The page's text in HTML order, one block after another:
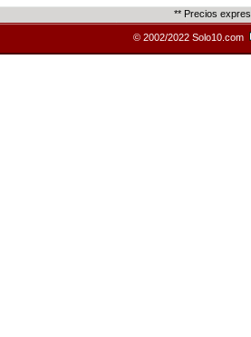
** Precios
© 2002/2022 Solo10.com